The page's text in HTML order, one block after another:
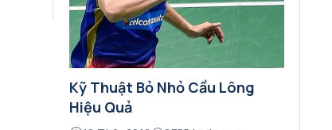
Kỹ Thuật Bỏ Nhỏ Cầu Lông
Hiệu Quả